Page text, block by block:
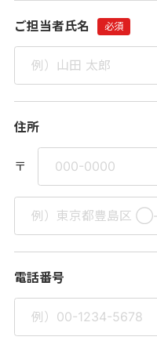
ご担当者氏名
住所
電話番号